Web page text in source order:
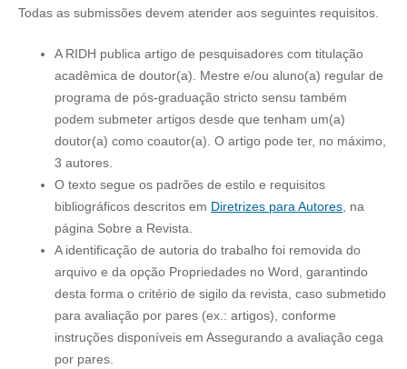
Todas as submissões devem atender aos seguintes requisitos.
A RIDH publica artigo de pesquisadores com titulação
acadêmica de doutor(a). Mestre e/ou aluno(a) regular de
programa de pós-graduação stricto sensu também
podem submeter artigos desde que tenham um(a)
doutor(a) como coautor(a). O artigo pode ter, no máximo,
3 autores.
O texto segue os padrões de estilo e requisitos
bibliográficos descritos em Diretrizes para Autores, na
página Sobre a Revista.
A identificação de autoria do trabalho foi removida do
arquivo e da opção Propriedades no Word, garantindo
desta forma o critério de sigilo da revista, caso submetido
para avaliação por pares (ex.: artigos), conforme
instruções disponíveis em Assegurando a avaliação cega
por pares.